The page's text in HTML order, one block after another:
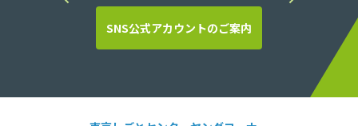
SNS公式アカウントのご案内